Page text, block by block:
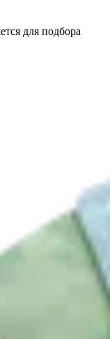
для подбора